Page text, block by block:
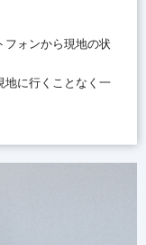
フォンから現地の状
地に行くことなく一